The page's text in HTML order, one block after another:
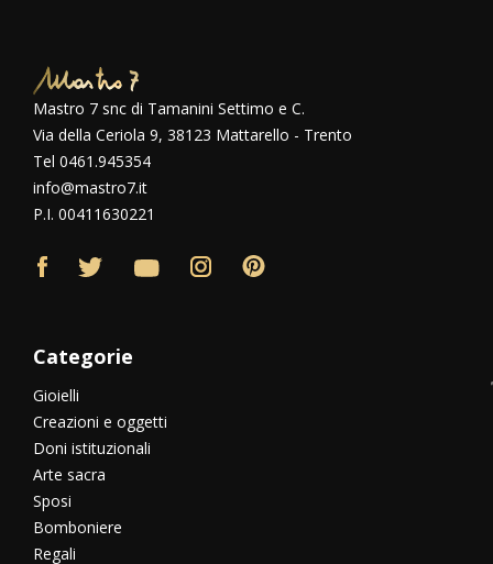
Mastro 7 snc di Tamanini Settimo e C.
Via della Ceriola 9, 38123 Mattarello - Trento
Tel 0461.945354
info@mastro7.it
P.I. 00411630221
Categorie
Gioielli
Creazioni e oggetti
Doni istituzionali
Arte sacra
Sposi
Bomboniere
Regali